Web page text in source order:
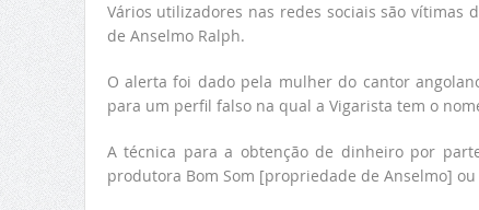
Vários utilizadores nas redes sociais são vítimas
de Anselmo Ralph.
O alerta foi dado pela mulher do cantor
para um perfil falso na qual a Vigarista tem o
A técnica para a obtenção de dinheiro por
produtora Bom Som [propriedade de Anselmo]